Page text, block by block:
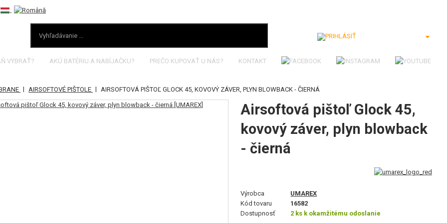
VYBRAŤ? AKÚ BATÉRIU A NABÍJAČKU? PREČO KUPOVAŤ U NÁS? KONTAKT
| AIRSOFTOVÉ PIŠTOLE | AIRSOFTOVÁ PIŠTOĽ GLOCK 45, KOVOVÝ ZÁVER, PLYN BLOWBACK - ČIERNÁ
Airsoftová pištoľ Glock 45,
kovový záver, plyn blowback
- čierná
Výrobca
UMAREX
Kód tovaru
16582
Dostupnosť
2 ks k okamžitému odoslanie